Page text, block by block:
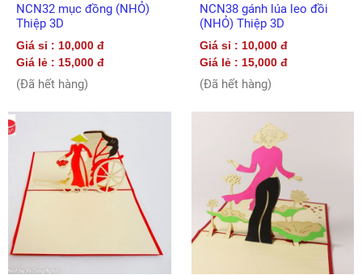
NCN32 mục đồng (NHỎ)
Thiệp 3D
Giá sỉ : 10,000 đ
Giá lẻ : 15,000 đ
(Đã hết hàng)
NCN38 gánh lúa leo đồi
(NHỎ) Thiệp 3D
Giá sỉ : 10,000 đ
Giá lẻ : 15,000 đ
(Đã hết hàng)